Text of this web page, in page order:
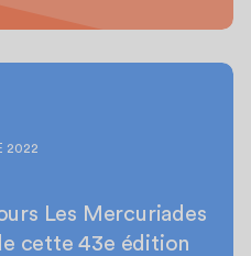
2022
Les Mercuriades
cette 43e édition